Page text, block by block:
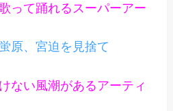
って踊れるスーパーアー
原、宮迫を見捨て
ない風潮があるアーティ